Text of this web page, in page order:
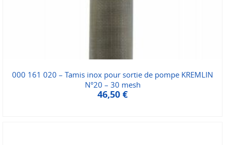
000 161 020 – Tamis inox pour sortie de pompe KREMLIN
N°20 – 30 mesh
46,50 €